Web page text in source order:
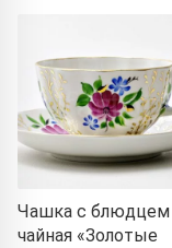
Чашка с блюдцем
чайная «Золотые